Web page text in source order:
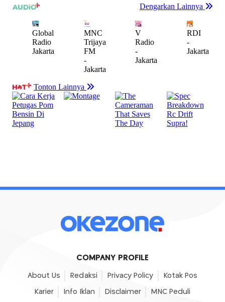
COMPANY PROFILE
About Us Redaksi Privacy Policy Kotak Pos
Karier Info Iklan Disclaimer MNC Peduli